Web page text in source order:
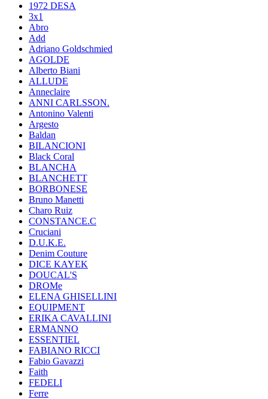
1972 DESA
3x1
Abro
Add
Adriano Goldschmied
AGOLDE
Alberto Biani
ALLUDE
Anneclaire
ANNI CARLSSON.
Antonino Valenti
Argesto
Baldan
BILANCIONI
Black Coral
BLANCHA
BLANCHETT
BORBONESE
Bruno Manetti
Charo Ruiz
CONSTANCE.C
Cruciani
D.U.K.E.
Denim Couture
DICE KAYEK
DOUCAL'S
DROMe
ELENA GHISELLINI
EQUIPMENT
ERIKA CAVALLINI
ERMANNO
ESSENTIEL
FABIANO RICCI
Fabio Gavazzi
Faith
FEDELI
Ferre